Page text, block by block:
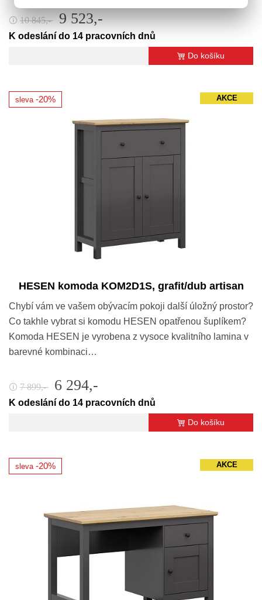
🛈 10 845,- 9 523,-
K odeslání do 14 pracovních dnů
Do košíku
AKCE
HESEN komoda KOM2D1S, grafit/dub artisan
Chybí vám ve vašem obývacím pokoji další úložný prostor?
Co takhle vybrat si komodu HESEN opatřenou šuplíkem?
Komoda HESEN je vyrobena z vysoce kvalitního lamina v
barevné kombinaci…
sleva -20%
🛈 7 899,- 6 294,-
K odeslání do 14 pracovních dnů
Do košíku
AKCE
sleva -20%